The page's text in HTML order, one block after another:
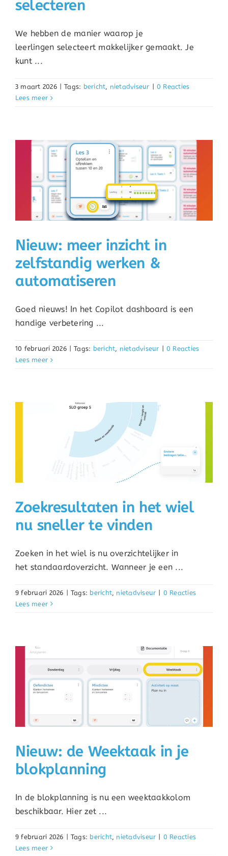
selecteren
We hebben de manier waarop je
leerlingen selecteert makkelijker gemaakt. Je
kunt ...
3 maart 2026 | Tags: bericht, nietadviseur | 0 Reacties
Lees meer
Nieuw: meer inzicht in
zelfstandig werken &
automatiseren
Goed nieuws! In het Copilot dashboard is een
handige verbetering ...
10 februari 2026 | Tags: bericht, nietadviseur | 0 Reacties
Lees meer
Zoekresultaten in het wiel
nu sneller te vinden
Zoeken in het wiel is nu overzichtelijker in
het standaardoverzicht. Wanneer je een ...
9 februari 2026 | Tags: bericht, nietadviseur | 0 Reacties
Lees meer
Nieuw: de Weektaak in je
blokplanning
In de blokplanning is nu een weektaakkolom
beschikbaar. Hier zet ...
9 februari 2026 | Tags: bericht, nietadviseur | 0 Reacties
Lees meer